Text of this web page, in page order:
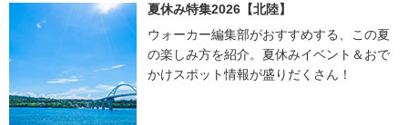
夏休み特集2026【北陸】
ウォーカー編集部がおすすめする、この夏
の楽しみ方を紹介。夏休みイベント＆おで
かけスポット情報が盛りだくさん！